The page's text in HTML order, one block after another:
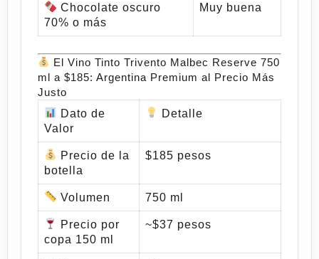
Chocolate oscuro
70% o más
Muy buena
El Vino Tinto Trivento Malbec Reserve 750
ml a $185: Argentina Premium al Precio Más
Justo
Dato de
Valor
Detalle
Precio de la
botella
$185 pesos
Volumen 750 ml
Precio por
copa 150 ml
~$37 pesos